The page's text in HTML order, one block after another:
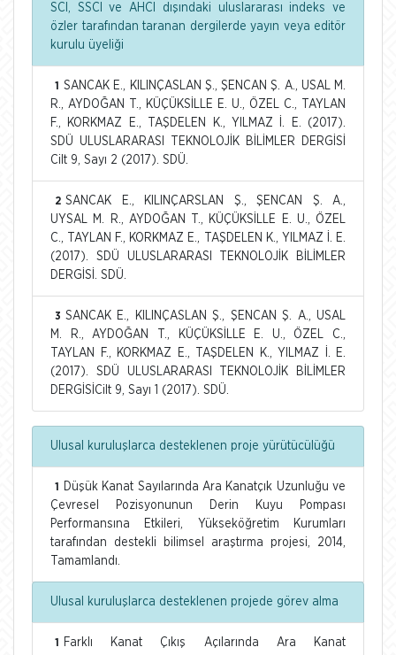
SCI, SSCI ve AHCI dışındaki uluslararası indeks ve
özler tarafından taranan dergilerde yayın veya editör
kurulu üyeliği
1
SANCAK E., KILINÇASLAN Ş., ŞENCAN Ş. A., USAL M.
R., AYDOĞAN T., KÜÇÜKSİLLE E. U., ÖZEL C., TAYLAN
F., KORKMAZ E., TAŞDELEN K., YILMAZ İ. E. (2017).
SDÜ ULUSLARARASI TEKNOLOJİK BİLİMLER DERGİSİ
Cilt 9, Sayı 2 (2017). SDÜ.
2 SANCAK E., KILINÇARSLAN Ş., ŞENCAN Ş. A.,
UYSAL M. R., AYDOĞAN T., KÜÇÜKSİLLE E. U., ÖZEL
C., TAYLAN F., KORKMAZ E., TAŞDELEN K., YILMAZ İ. E.
(2017). SDÜ ULUSLARARASI TEKNOLOJİK BİLİMLER
DERGİSİ. SDÜ.
3 SANCAK E., KILINÇASLAN Ş., ŞENCAN Ş. A., USAL
M. R., AYDOĞAN T., KÜÇÜKSİLLE E. U., ÖZEL C.,
TAYLAN F., KORKMAZ E., TAŞDELEN K., YILMAZ İ. E.
(2017). SDÜ ULUSLARARASI TEKNOLOJİK BİLİMLER
DERGİSİCilt 9, Sayı 1 (2017). SDÜ.
Ulusal kuruluşlarca desteklenen proje yürütücülüğü
1
Düşük Kanat Sayılarında Ara Kanatçık Uzunluğu ve
Çevresel Pozisyonunun Derin Kuyu Pompası
Performansına Etkileri, Yükseköğretim Kurumları
tarafından destekli bilimsel araştırma projesi, 2014,
Tamamlandı.
Ulusal kuruluşlarca desteklenen projede görev alma
1
Farklı Kanat Çıkış Açılarında Ara Kanat